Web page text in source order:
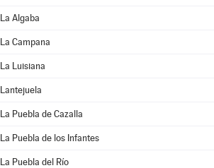
La Algaba
La Campana
La Luisiana
Lantejuela
La Puebla de Cazalla
La Puebla de los Infantes
La Puebla del Río